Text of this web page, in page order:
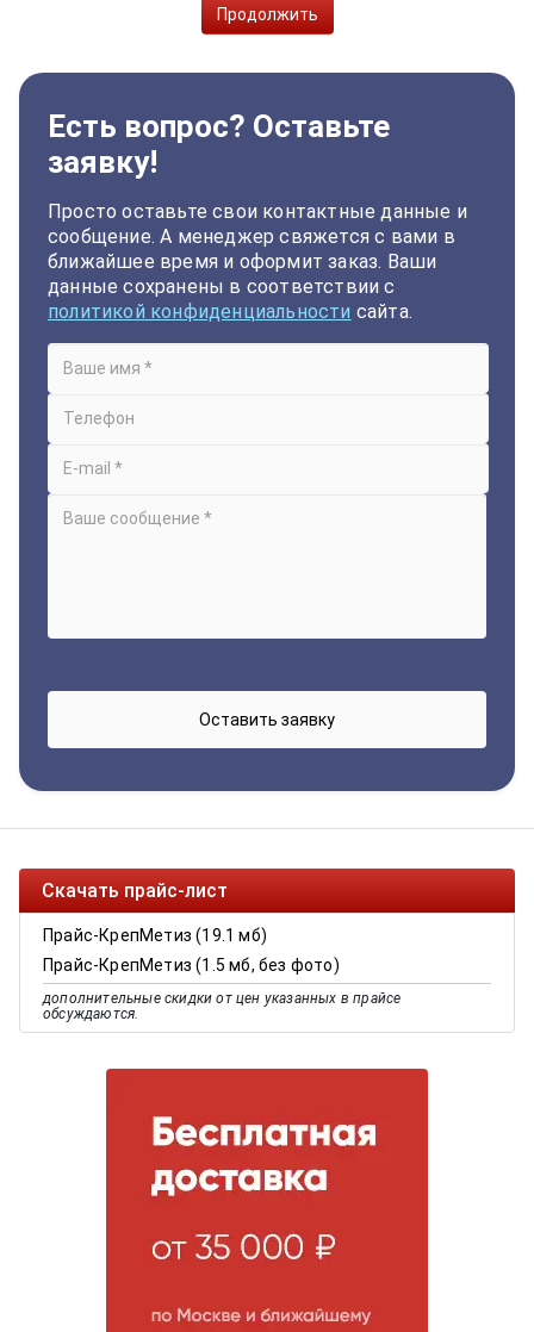
Продолжить
Есть вопрос? Оставьте
заявку!
Просто оставьте свои контактные данные и
сообщение. А менеджер свяжется с вами в
ближайшее время и оформит заказ. Ваши
данные сохранены в соответствии с
политикой конфиденциальности сайта.
Скачать прайс-лист
Прайс-КрепМетиз (19.1 мб)
Прайс-КрепМетиз (1.5 мб, без фото)
дополнительные скидки от цен указанных в прайсе
обсуждаются.